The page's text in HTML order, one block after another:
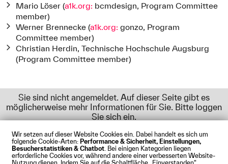
Wir setzen auf dieser Website Cookies ein. Dabei handelt es sich um
folgende Cookie-Arten: Performance & Sicherheit, Einstellungen,
Besucherstatistiken & Chatbot . Bei einigen Kategorien liegen
erforderliche Cookies vor, während andere einer verbesserten Website-
Nutzung dienen. Indem Sie auf die Schaltfläche „Einverstanden“
Mario Löser (a1k.org: bcmdesign, Program Committee
member)
Werner Brennecke (a1k.org: gonzo, Program
Committee member)
Christian Herdin, Technische Hochschule Augsburg
(Program Committee member)
Sie sind nicht angemeldet. Auf dieser Seite gibt es
möglicherweise mehr Informationen für Sie. Bitte loggen
Sie sich ein.
Impressum Datenschutz Cookies
Barrierefreiheit
Kontakt Presse Anfahrt Intranet Webmail